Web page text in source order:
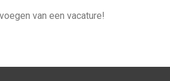
van een vacature!